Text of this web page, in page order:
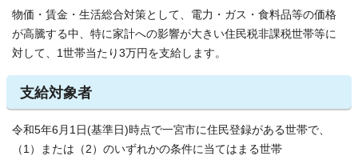
物価・賃金・生活総合対策として、電力・ガス・食料品等の価格
が高騰する中、特に家計への影響が大きい住民税非課税世帯等に
対して、1世帯当たり3万円を支給します。
支給対象者
令和5年6月1日(基準日)時点で一宮市に住民登録がある世帯で、
（1）または（2）のいずれかの条件に当てはまる世帯